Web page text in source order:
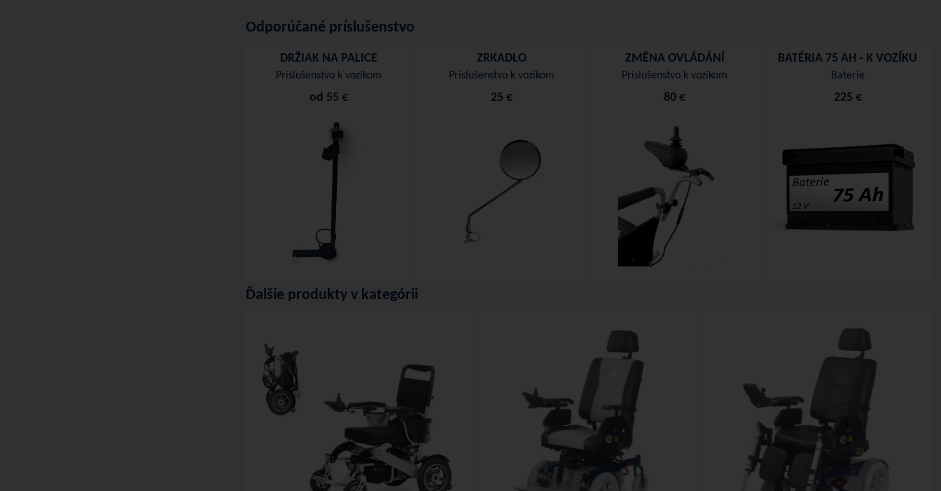
Odporúčané príslušenstvo
DRŽIAK NA PALICE
Príslušenstvo k vozíkom
od 55 €
ZRKADLO
Príslušenstvo k vozíkom
25 €
ZMĚNA OVLÁDÁNÍ
Príslušenstvo k vozíkom
80 €
BATÉRIA 75 AH - K VOZÍKU
Baterie
225 €
Ďalšie produkty v kategórii